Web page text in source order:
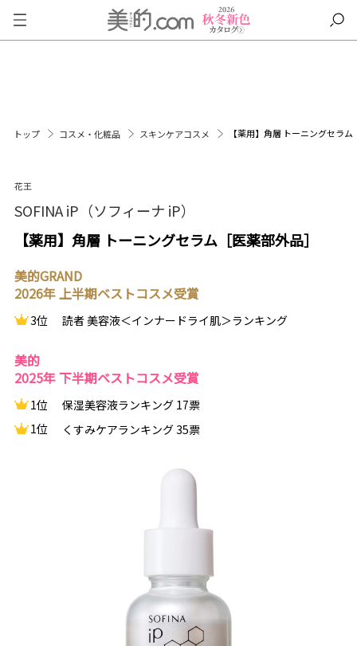
トップ コスメ・化粧品 スキンケアコスメ 【薬用】角層 トーニングセラ
花王
SOFINA iP（ソフィーナ iP）
【薬用】角層 トーニングセラム［医薬部外品］
美的GRAND
2026年 上半期ベストコスメ受賞
3位 読者 美容液＜インナードライ肌＞ランキング
美的
2025年 下半期ベストコスメ受賞
1位
保湿美容液ランキング 17票
1位
くすみケアランキング 35票